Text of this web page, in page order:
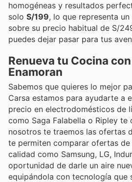
homogéneas y resultados
solo S/199, lo que representa
sobre su precio habitual de S/
puedes dejar pasar para tus
Renueva tu Cocina
Enamoran
Sabemos que quieres lo mejor
Carsa estamos para ayudarte a
precio en electrodomésticos de
como Saga Falabella o Ripley te
nosotros te traemos las ofertas
te permiten comparar ofertas
calidad como Samsung, LG,
oportunidad de darle un aire
equipándola con tecnología